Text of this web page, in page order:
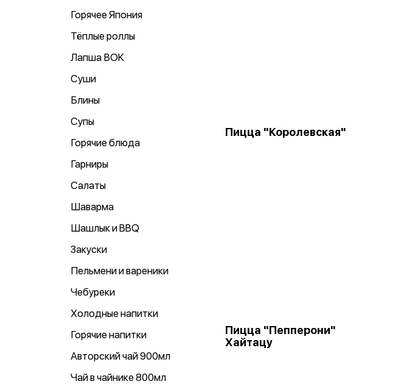
Горячее Япония
Тёплые роллы
Лапша ВOK
Суши
Блины
Супы
Горячие блюда
Гарниры
Салаты
Шаварма
Шашлык и BBQ
Закуски
Пельмени и вареники
Чебуреки
Холодные напитки
Горячие напитки
Авторский чай 900мл
Чай в чайнике 800мл
Пицца "Королевская"
Пицца "Пепперони"
Хайтацу